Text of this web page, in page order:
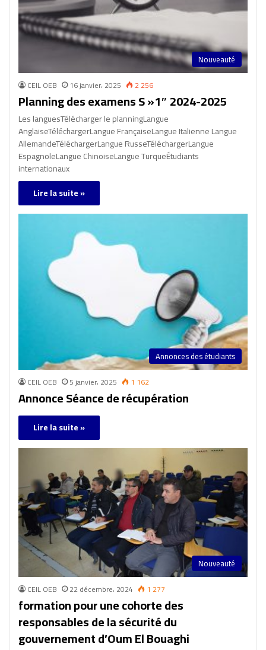
Nouveauté
CEIL OEB 16 janvier، 2025 2 256
Planning des examens S »1″ 2024-2025
Les languesTélécharger le planningLangue
AnglaiseTéléchargerLangue FrançaiseLangue Italienne Langue
AllemandeTéléchargerLangue RusseTéléchargerLangue
EspagnoleLangue ChinoiseLangue TurqueÉtudiants
internationaux
Lire la suite »
Annonces des étudiants
CEIL OEB 5 janvier، 2025 1 162
Annonce Séance de récupération
Lire la suite »
Nouveauté
CEIL OEB 22 décembre، 2024 1 277
formation pour une cohorte des
responsables de la sécurité du
gouvernement d’Oum El Bouaghi